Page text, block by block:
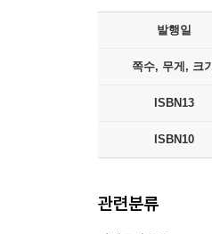
발행일
쪽수, 무게, 크기
ISBN13
ISBN10
관련분류